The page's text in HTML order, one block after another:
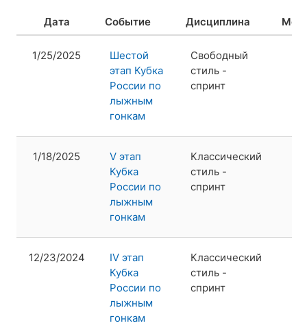
Дата Событие Дисциплина
1/25/2025
Шестой
этап Кубка
России по
лыжным
гонкам
Свободный
стиль -
спринт
1/18/2025
V этап
Кубка
России по
лыжным
гонкам
Классический
стиль -
спринт
12/23/2024
IV этап
Кубка
России по
лыжным
гонкам
Классический
стиль -
спринт